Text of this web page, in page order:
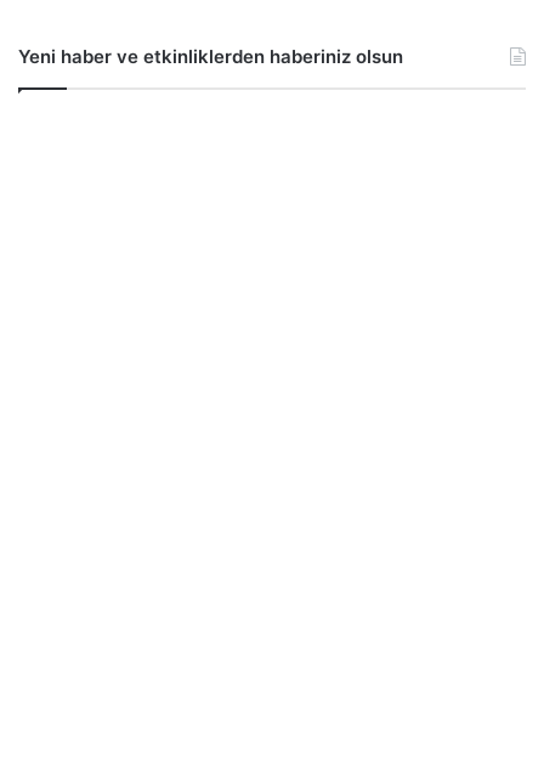
Yeni haber ve etkinliklerden haberiniz olsun